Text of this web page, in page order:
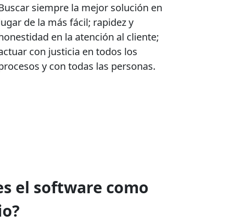
siempre la mejor solución en
de la más fácil; rapidez y
en la atención al cliente;
con justicia en todos los
y con todas las personas.
el software como